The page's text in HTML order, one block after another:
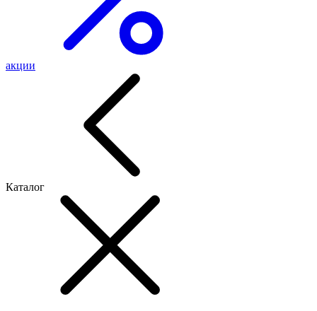
акции
Каталог